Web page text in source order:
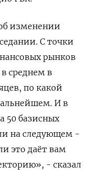
изменении
‌С точки
рынков
в ​среднем в
по какой
‍И в
50 базисных
на следующем -
это даёт вам
- сказал